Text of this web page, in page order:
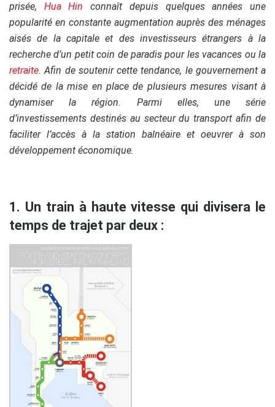
prisée, Hua Hin connaît depuis quelques années une
popularité en constante augmentation auprès des ménages
aisés de la capitale et des investisseurs étrangers à la
recherche d’un petit coin de paradis pour les vacances ou la
retraite. Afin de soutenir cette tendance, le gouvernement a
décidé de la mise en place de plusieurs mesures visant à
dynamiser la région. Parmi elles, une série
d’investissements destinés au secteur du transport afin de
faciliter l’accès à la station balnéaire et oeuvrer à son
développement économique.
1. Un train à haute vitesse qui divisera le
temps de trajet par deux :